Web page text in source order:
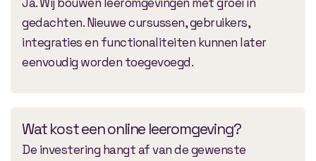
gedachten. Nieuwe cursussen, gebruikers,
integraties en functionaliteiten kunnen later
eenvoudig worden toegevoegd.
Wat kost een online leeromgeving?
De investering hangt af van de gewenste